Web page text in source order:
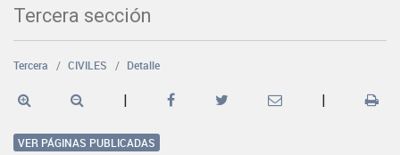
Tercera sección
Tercera CIVILES Detalle
| |
VER PÁGINAS PUBLICADAS